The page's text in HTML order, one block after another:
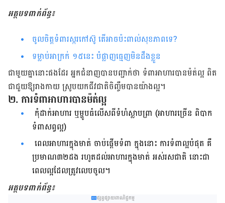
អត្ថបទពាក់ព័ន្ធ៖
ចូលចិត្តទំពារស្ករកៅស៊ូ តើអាចប៉ះពាល់សុខភាពទេ?
ទម្លាប់អាក្រក់ ១៥នេះ ​​បំផ្លាញធ្មេញ​​មិន​ដឹង​ខ្លួន
ជា​មួយ​គ្នា​នោះ​ផង​ដែរ អ្នក​ជំនាញ​បាន​បញ្ជាក់​ថា ទំពា​អាហារ​បាន​ម៉ត់​ល្អ ពិត​
ជា​ជួយ​ឱ្យ​រាង​កាយ ស្រូប​យក​ជីវជាតិ​​ចិញ្ចឹម​បាន​យ៉ាង​ល្អ។
២. ការ​ទំពា​អាហារ​បាន​ម៉ត់​ល្អ​
កុំ​​ដាក់​អាហារ​ ឬ​ម្ហូប​ធំ​​លើស​ពី​ទំហំ​ស្លាប​ព្រា (អាហារ​ច្រើន​ ពិបាក​
ទំពា​សព្វ​ល្អ)
ពេល​អាហារ​ក្នុង​មាត់ ចាប់​ផ្តើម​ទំពា ក្នុង​នោះ​​ ការ​ទំពា​ល្អ​បំផុត​ គឺ​
ប្រមាណ​៣២​ដង រហូត​ដល់​អាហារ​ក្នុង​មាត់​ អស់​រសជាតិ​ នោះ​ជា​​
ពេល​ល្អ​ដែល​ត្រូវ​លេប​ចូល។
អត្ថបទពាក់ព័ន្ធ៖
ផ្សព្វផ្សាយពាណិជ្ជកម្ម